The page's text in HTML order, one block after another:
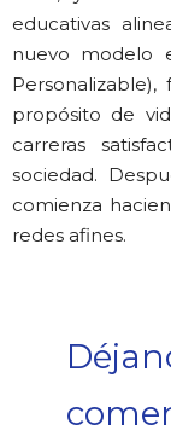
educativas
nuevo modelo
propósito de
carreras
sociedad.
comienza
redes afines.